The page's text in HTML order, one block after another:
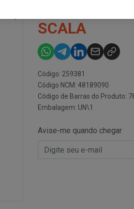
TOALHA
SCALA
Código: 259381
Código NCM: 48189090
Código de Barras do Produto:
Embalagem: UN\1
Avise-me quando chegar